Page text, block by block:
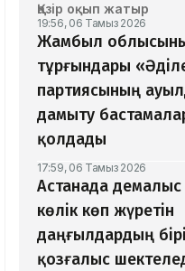
Қазір оқып жатыр
19:56, 06 Тамыз 2026
Жамбыл
тұрғындары
партиясының
дамыту
қолдады
17:59, 06 Тамыз 2026
Астанада демалыс
көлік көп жүретін
даңғылдардың
қозғалыс